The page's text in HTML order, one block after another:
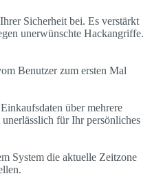
Sicherheit bei. Es verstärkt
unerwünschte Hackangriffe.
Benutzer zum ersten Mal
über mehrere
für Ihr persönliches
System die aktuelle Zeitzone